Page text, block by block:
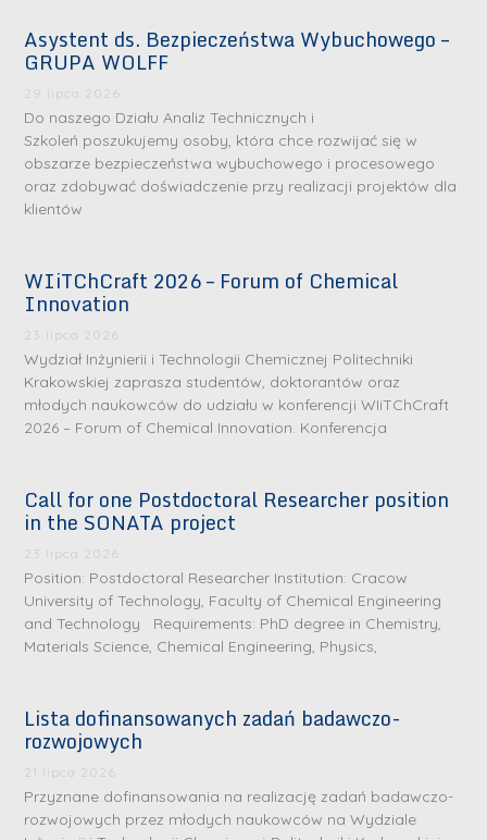
Asystent ds. Bezpieczeństwa Wybuchowego –
GRUPA WOLFF
29 lipca 2026
Do naszego Działu Analiz Technicznych i
Szkoleń poszukujemy osoby, która chce rozwijać się w
obszarze bezpieczeństwa wybuchowego i procesowego
oraz zdobywać doświadczenie przy realizacji projektów dla
klientów
WIiTChCraft 2026 – Forum of Chemical
Innovation
23 lipca 2026
Wydział Inżynierii i Technologii Chemicznej Politechniki
Krakowskiej zaprasza studentów, doktorantów oraz
młodych naukowców do udziału w konferencji WIiTChCraft
2026 – Forum of Chemical Innovation. Konferencja
Call for one Postdoctoral Researcher position
in the SONATA project
23 lipca 2026
Position: Postdoctoral Researcher Institution: Cracow
University of Technology, Faculty of Chemical Engineering
and Technology Requirements: PhD degree in Chemistry,
Materials Science, Chemical Engineering, Physics,
Lista dofinansowanych zadań badawczo-
rozwojowych
21 lipca 2026
Przyznane dofinansowania na realizację zadań badawczo-
rozwojowych przez młodych naukowców na Wydziale
S
r
e
b